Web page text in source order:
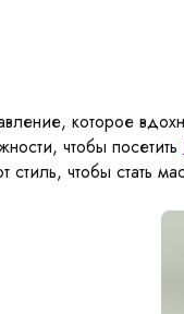
которое
чтобы посетить
чтобы стать